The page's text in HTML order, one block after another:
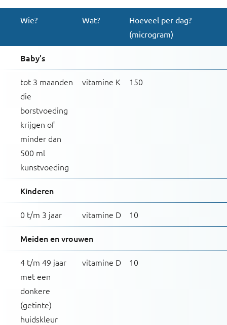
Wie? Wat?
Hoeveel per dag?
(microgram)
Baby's
tot 3 maanden
die
borstvoeding
krijgen of
minder dan
500 ml
kunstvoeding
vitamine K 150
Kinderen
0 t/m 3 jaar vitamine D 10
Meiden en vrouwen
4 t/m 49 jaar
met een
donkere
(getinte)
huidskleur
vitamine D 10